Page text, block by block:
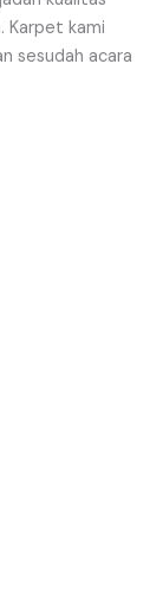
Karpet kami
sesudah acara